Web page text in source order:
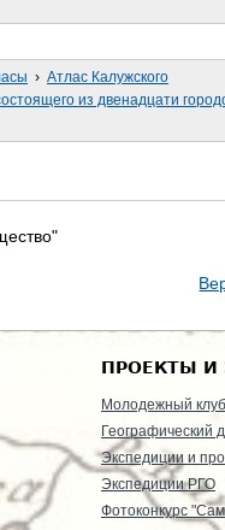
› Атлас Калужского
из двенадцати
ПРОЕКТЫ И
Молодежный клуб
Географический
Экспедиции и
Экспедиции РГО
Фотоконкурс